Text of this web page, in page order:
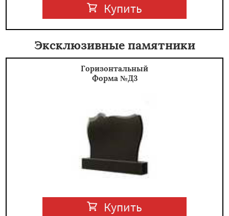
Купить
Эксклюзивные памятники
Горизонтальный
Форма №Д3
Купить